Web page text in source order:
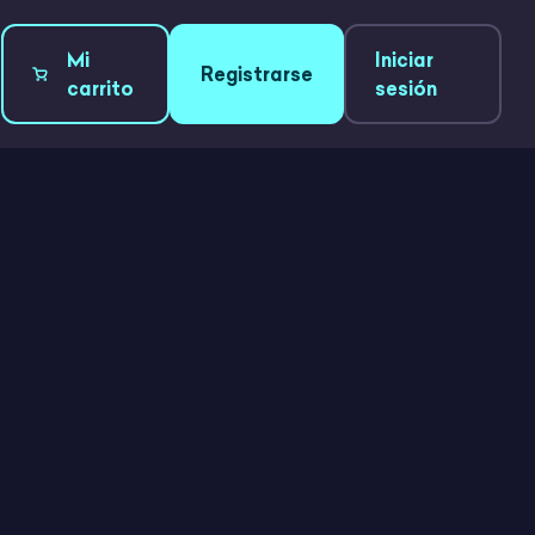
Mi
carrito
Registrarse
Iniciar
sesión